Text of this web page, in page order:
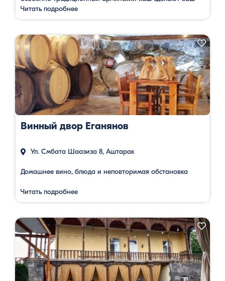
визит незабываемым.
Читать подробнее
Винный двор Еганянов
Ул. Смбата Шаазиза 8, Аштарак
Домашнее вино, блюда и неповторимая обстановка
Читать подробнее